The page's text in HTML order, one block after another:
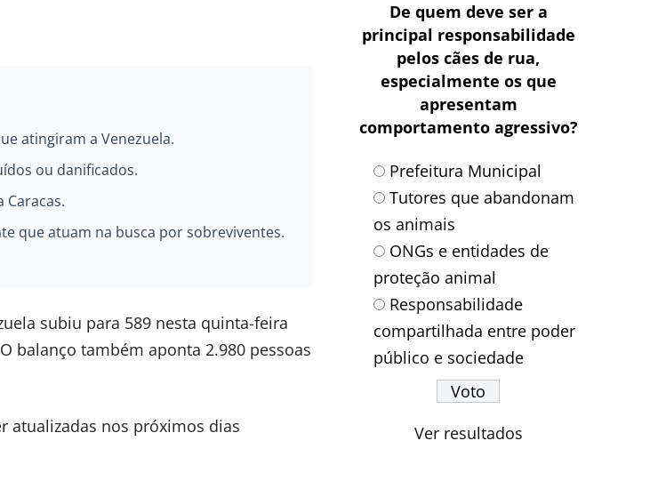
atingiram a Venezuela.
ou danificados.
Caracas.
que atuam na busca por sobreviventes.
subiu para 589 nesta quinta-feira
balanço também aponta 2.980 pessoas
atualizadas nos próximos dias
De quem deve ser a
principal responsabilidade
pelos cães de rua,
especialmente os que
apresentam
comportamento agressivo?
Prefeitura Municipal
Tutores que abandonam
os animais
ONGs e entidades de
proteção animal
Responsabilidade
compartilhada entre poder
público e sociedade
Ver resultados